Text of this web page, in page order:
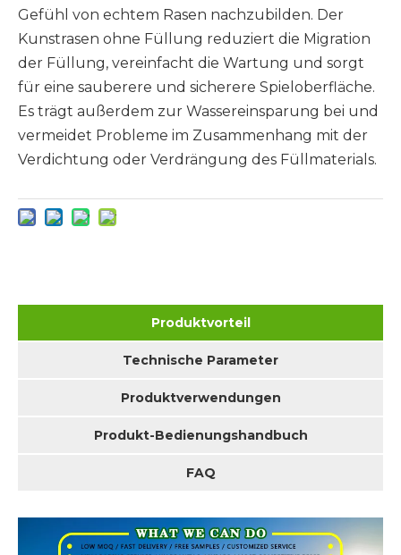
Gefühl von echtem Rasen nachzubilden. Der
Kunstrasen ohne Füllung reduziert die Migration
der Füllung, vereinfacht die Wartung und sorgt
für eine sauberere und sicherere Spieloberfläche.
Es trägt außerdem zur Wassereinsparung bei und
vermeidet Probleme im Zusammenhang mit der
Verdichtung oder Verdrängung des Füllmaterials.
Produktvorteil
Technische Parameter
Produktverwendungen
Produkt-Bedienungshandbuch
FAQ